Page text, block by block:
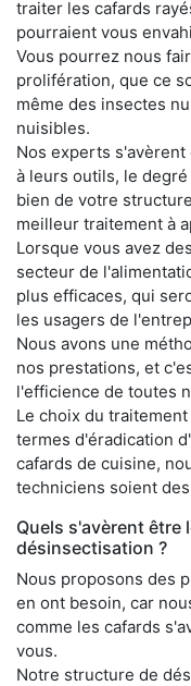
traiter les cafards
pourraient vous
Vous pourrez nous
prolifération, que ce
même des insectes
nuisibles.
Nos experts
à leurs outils, le
bien de votre
meilleur traitement à
Lorsque vous avez
secteur de
plus efficaces, qui
les usagers de
Nous avons une
nos prestations, et
l'efficience de toutes
Le choix du
termes d'éradication
cafards de cuisine,
techniciens soient
Quels s'avèrent être
désinsectisation ?
Nous proposons des
en ont besoin, car
comme les cafards
vous.
Notre structure de